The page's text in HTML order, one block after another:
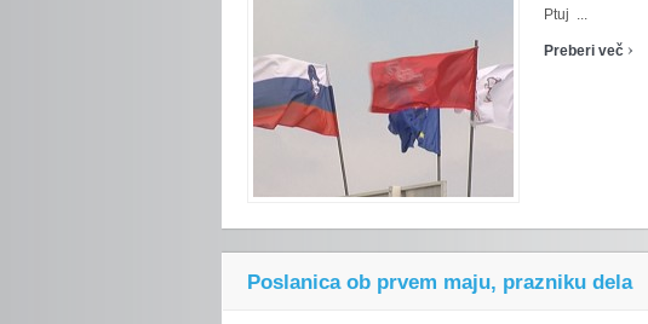
Ptuj ...
Preberi več ›
Poslanica ob prvem maju, prazniku dela